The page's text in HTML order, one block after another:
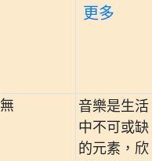
更多
無
音樂是生活
中不可或缺
的元素，欣